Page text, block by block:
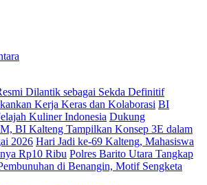
Dilantik sebagai Sekda Definitif
Kerja Keras dan Kolaborasi BI
Kuliner Indonesia Dukung
BI Kalteng Tampilkan Konsep 3E dalam
2026 Hari Jadi ke-69 Kalteng, Mahasiswa
Rp10 Ribu Polres Barito Utara Tangkap
di Benangin, Motif Sengketa